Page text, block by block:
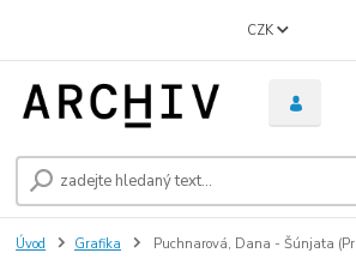
CZK
Úvod Grafika Puchnarová, Dana - Šúnjata